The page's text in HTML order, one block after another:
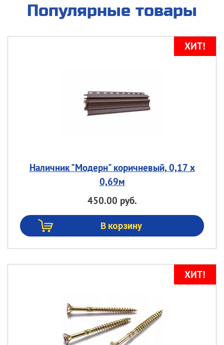
Популярные товары
Наличник "Модерн" коричневый, 0,17 х
0,69м
450.00 руб.